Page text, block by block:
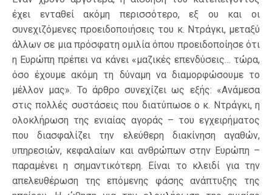
έχει ενταθεί ακόμη περισσότερο, εξ ου και οι
συνεχιζόμενες προειδοποιήσεις του κ. Ντράγκι, μεταξύ
άλλων σε μια πρόσφατη ομιλία όπου προειδοποίησε ότι
η Ευρώπη πρέπει να κάνει «μαζικές επενδύσεις… τώρα,
όσο έχουμε ακόμη τη δύναμη να διαμορφώσουμε το
μέλλον μας». Το άρθρο συνεχίζει ως εξής: «Ανάμεσα
στις πολλές συστάσεις που διατύπωσε ο κ. Ντράγκι, η
ολοκλήρωση της ενιαίας αγοράς – του εγχειρήματος
που διασφαλίζει την ελεύθερη διακίνηση αγαθών,
υπηρεσιών, κεφαλαίων και ανθρώπων στην Ευρώπη –
παραμένει η σημαντικότερη. Είναι το κλειδί για την
απελευθέρωση της επόμενης φάσης ανάπτυξης της